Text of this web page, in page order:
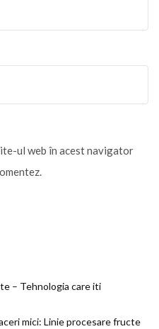
ul web în acest navigator
– Tehnologia care iti
mici: Linie procesare fructe